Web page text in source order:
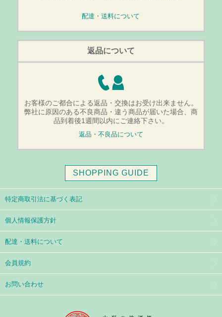
配達・送料について
返品について
お客様のご都合による返品・交換はお受け出来ません。
弊社に原因のある不良商品・違う商品が届いた場合、商
品到着後1週間以内にご連絡下さい。
返品・不良品について
SHOPPING GUIDE
特定商取引法に基づく表記
個人情報保護方針
配達・送料について
会員規約
お問い合わせ